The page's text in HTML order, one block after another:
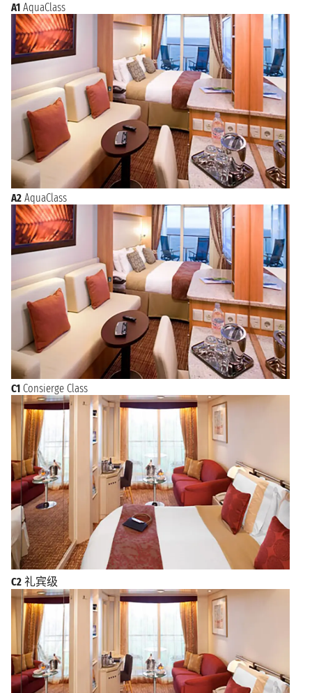
A1 AquaClass
A2 AquaClass
C1 Consierge Class
C2 礼宾级